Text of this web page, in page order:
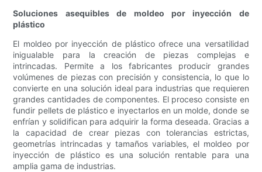
Soluciones asequibles de moldeo por inyección de
plástico
El moldeo por inyección de plástico ofrece una versatilidad
inigualable para la creación de piezas complejas e
intrincadas. Permite a los fabricantes producir grandes
volúmenes de piezas con precisión y consistencia, lo que lo
convierte en una solución ideal para industrias que requieren
grandes cantidades de componentes. El proceso consiste en
fundir pellets de plástico e inyectarlos en un molde, donde se
enfrían y solidifican para adquirir la forma deseada. Gracias a
la capacidad de crear piezas con tolerancias estrictas,
geometrías intrincadas y tamaños variables, el moldeo por
inyección de plástico es una solución rentable para una
amplia gama de industrias.